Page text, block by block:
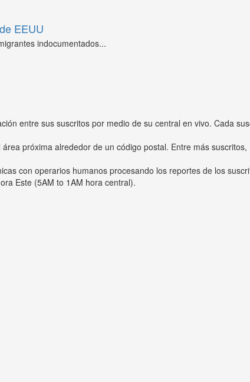
EEUU
indocumentados...
entre sus suscritos por medio de su central en vivo. Cada
próxima alrededor de un código postal. Entre más
con operarios humanos procesando los reportes de los
Este (5AM to 1AM hora central).